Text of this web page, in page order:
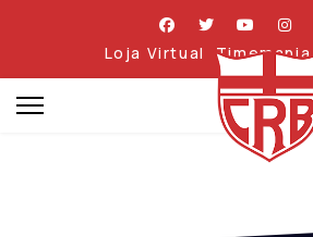
Loja Virtual Timemania